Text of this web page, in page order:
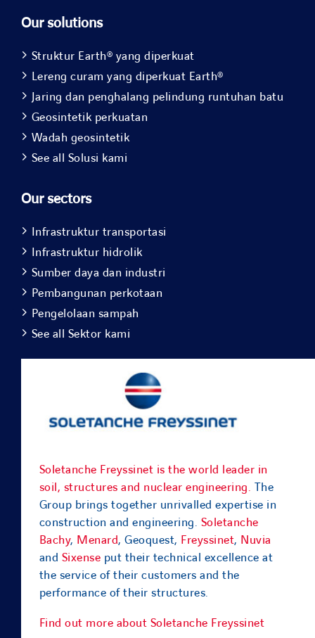
Our solutions
Struktur Earth® yang diperkuat
Lereng curam yang diperkuat Earth®
Jaring dan penghalang pelindung runtuhan batu
Geosintetik perkuatan
Wadah geosintetik
See all Solusi kami
Our sectors
Infrastruktur transportasi
Infrastruktur hidrolik
Sumber daya dan industri
Pembangunan perkotaan
Pengelolaan sampah
See all Sektor kami
Soletanche Freyssinet is the world leader in
soil, structures and nuclear engineering. The
Group brings together unrivalled expertise in
construction and engineering. Soletanche
Bachy, Menard, Geoquest, Freyssinet, Nuvia
and Sixense put their technical excellence at
the service of their customers and the
performance of their structures.
Find out more about Soletanche Freyssinet